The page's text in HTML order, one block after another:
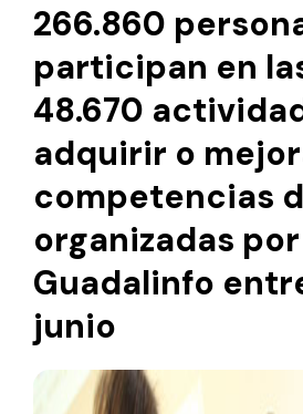
266.860
participan en
48.670
adquirir o
competencias
organizadas por
Guadalinfo
junio